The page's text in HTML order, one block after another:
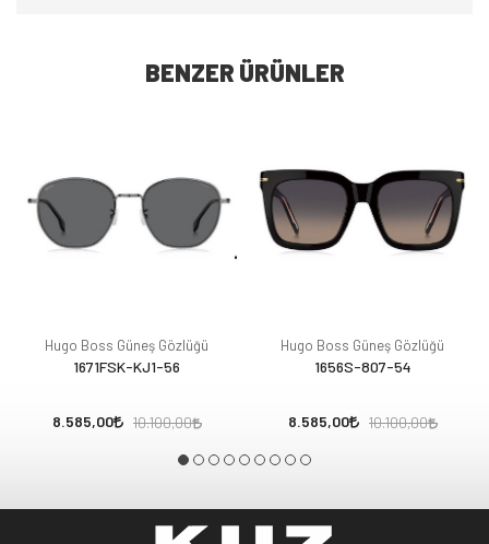
BENZER ÜRÜNLER
Hugo Boss Güneş Gözlüğü
1671FSK-KJ1-56
8.585,00 10.100,00
Hugo Boss Güneş Gözlüğü
1656S-807-54
8.585,00 10.100,00